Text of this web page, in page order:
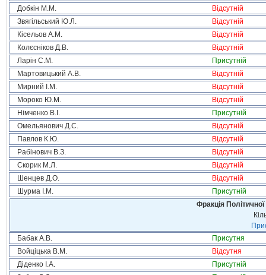
Добкін М.М.
Відсутній
Звягільський Ю.Л.
Відсутній
Кісельов А.М.
Відсутній
Колєсніков Д.В.
Відсутній
Ларін С.М.
Присутній
Мартовицький А.В.
Відсутній
Мирний І.М.
Відсутній
Мороко Ю.М.
Відсутній
Німченко В.І.
Присутній
Омельянович Д.С.
Відсутній
Павлов К.Ю.
Відсутній
Рабінович В.З.
Відсутній
Скорик М.Л.
Відсутній
Шенцев Д.О.
Відсутній
Шурма І.М.
Присутній
Фракція
Бабак А.В.
Присутня
Войціцька В.М.
Відсутня
Діденко І.А.
Присутній